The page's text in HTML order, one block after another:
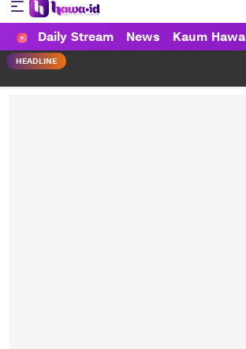
HAWA
Haluan Wanita Indonesia
Daily Stream News Kaum Hawa
HEADLINE